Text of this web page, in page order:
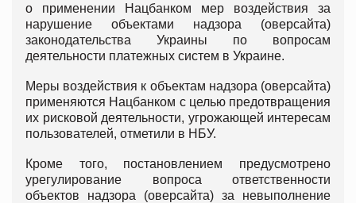
о применении Нацбанком мер воздействия за
нарушение объектами надзора (оверсайта)
законодательства Украины по вопросам
деятельности платежных систем в Украине.
Меры воздействия к объектам надзора (оверсайта)
применяются Нацбанком с целью предотвращения
их рисковой деятельности, угрожающей интересам
пользователей, отметили в НБУ.
Кроме того, постановлением предусмотрено
урегулирование вопроса ответственности
объектов надзора (оверсайта) за невыполнение